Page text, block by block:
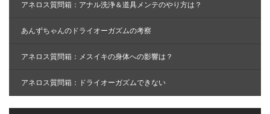
アネロス質問箱：アナル洗浄＆道具メンテのやり方は？
あんずちゃんのドライオーガズムの考察
アネロス質問箱：メスイキの身体への影響は？
アネロス質問箱：ドライオーガズムできない